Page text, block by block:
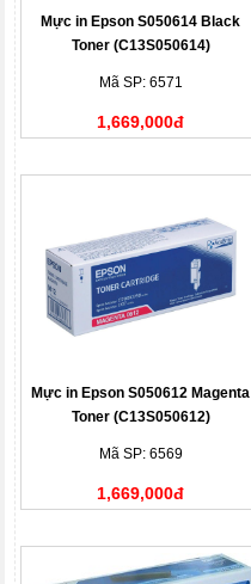
Mực in Epson S050614 Black
Toner (C13S050614)
Mã SP: 6571
1,669,000đ
Mực in Epson S050612 Magenta
Toner (C13S050612)
Mã SP: 6569
1,669,000đ